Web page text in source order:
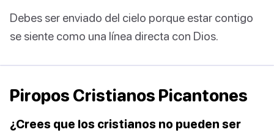
Debes ser enviado del cielo porque estar contigo
se siente como una línea directa con Dios.
Piropos Cristianos Picantones
¿Crees que los cristianos no pueden ser